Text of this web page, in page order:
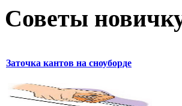
Советы
Заточка кантов на сноуборде